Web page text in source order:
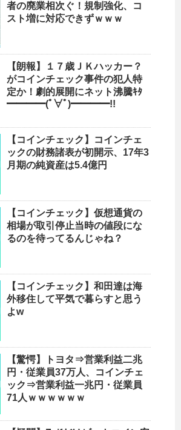
者の廃業相次ぐ！規制強化、コ
スト増に対応できずｗｗｗ
【朗報】１７歳ＪＫハッカー？
がコインチェック事件の犯人特
定か！劇的展開にネット沸騰ｷﾀ
━━━━(ﾟ∀ﾟ)━━━━!!
【コインチェック】コインチェ
ックの財務諸表が初開示、17年3
月期の純資産は5.4億円
【コインチェック】仮想通貨の
相場が取引停止当時の値段にな
るのを待ってるんじゃね？
【コインチェック】和田達は海
外移住して平気で暮らすと思う
よw
【驚愕】トヨタ⇒営業利益二兆
円・従業員37万人、コインチェ
ック⇒営業利益一兆円・従業員
71人ｗｗｗｗｗｗ